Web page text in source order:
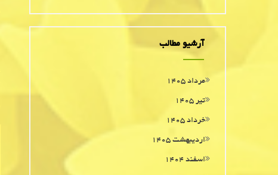
آرشیو مطالب
مرداد ۱۴۰۵
تیر ۱۴۰۵
خرداد ۱۴۰۵
اردیبهشت ۱۴۰۵
اسفند ۱۴۰۴